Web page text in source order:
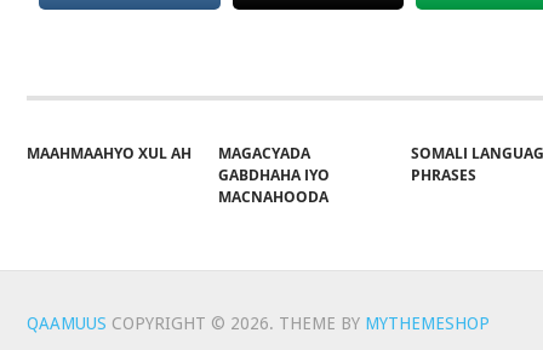
MAAHMAAHYO XUL AH
MAGACYADA
GABDHAHA IYO
MACNAHOODA
SOMALI
PHRASES
QAAMUUS COPYRIGHT © 2026. THEME BY MYTHEMESHOP